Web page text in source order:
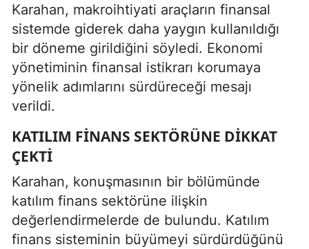
Karahan, makroihtiyati araçların finansal
sistemde giderek daha yaygın kullanıldığı
bir döneme girildiğini söyledi. Ekonomi
yönetiminin finansal istikrarı korumaya
yönelik adımlarını sürdüreceği mesajı
verildi.
KATILIM FINANS SEKTÖRÜNE DIKKAT
ÇEKTI
Karahan, konuşmasının bir bölümünde
katılım finans sektörüne ilişkin
değerlendirmelerde de bulundu. Katılım
finans sisteminin büyümeyi sürdürdüğünü